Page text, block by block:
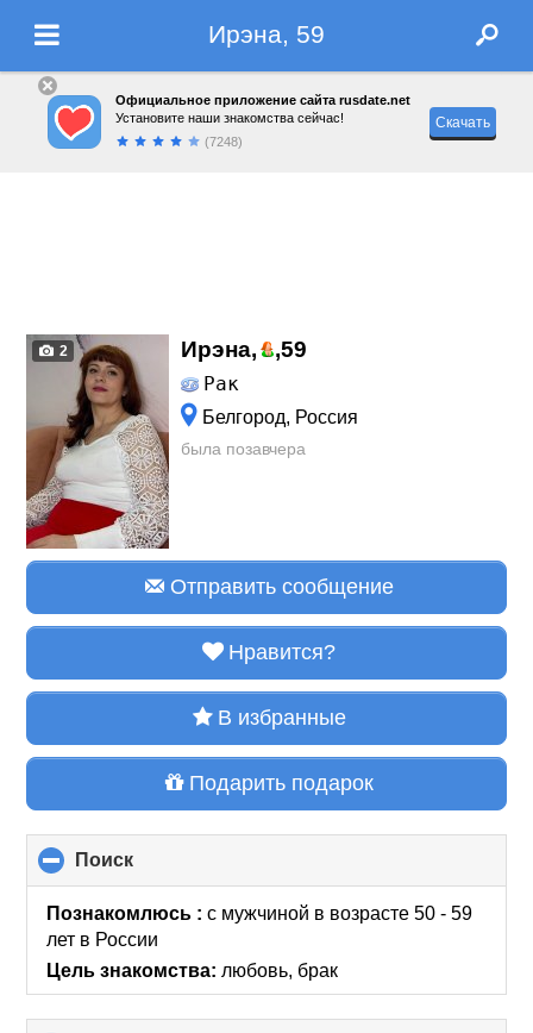
Ирэна, 59
Официальное приложение сайта rusdate.net
Установите наши знакомства сейчас!
(7248)
Скачать
2 Ирэна, ,59
Рак
Белгород, Россия
была позавчера
Отправить сообщение
Нравится?
В избранные
Подарить подарок
Поиск
to
collapse
contents
Познакомлюсь :с мужчиной в возрасте 50 - 59
лет в России
Цель знакомства: любовь, брак